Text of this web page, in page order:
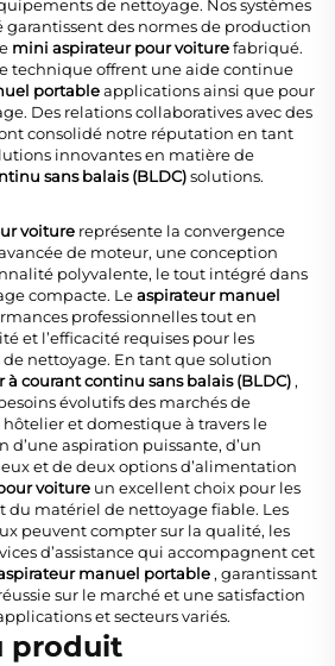
de nettoyage. Nos systèmes
des normes de production
mini aspirateur pour voiturefabriqué.
technique offrent une aide continue
portableapplications ainsi que pour
Des relations collaboratives avec des
consolidé notre réputation en tant
innovantes en matière de
sans balais (BLDC)solutions.
voiture représente la convergence
de moteur, une conception
polyvalente, le tout intégré dans
compacte. Leaspirateur manuel
professionnelles tout en
et l’efficacité requises pour les
nettoyage. En tant que solution
à courant continu sans balais (BLDC),
évolutifs des marchés de
et domestique à travers le
d’une aspiration puissante, d’un
et de deux options d’alimentation
voiture un excellent choix pour les
du matériel de nettoyage fiable. Les
peuvent compter sur la qualité, les
d’assistance qui accompagnent cet
manuel portable, garantissant
sur le marché et une satisfaction
et secteurs variés.
produit